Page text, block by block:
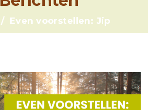
Even voorstellen: Jip